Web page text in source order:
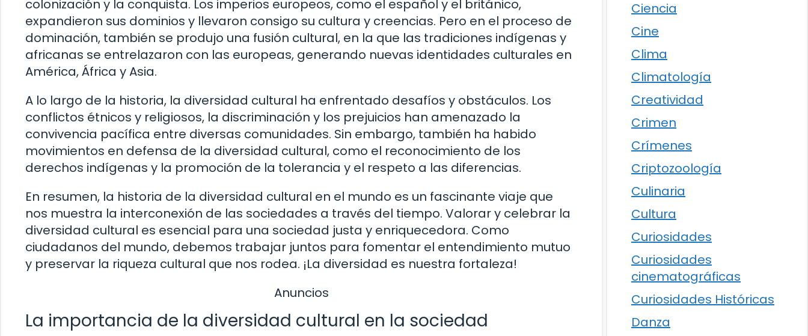
colonización y la conquista. Los imperios europeos, como el español y el británico,
expandieron sus dominios y llevaron consigo su cultura y creencias. Pero en el proceso de
dominación, también se produjo una fusión cultural, en la que las tradiciones indígenas y
africanas se entrelazaron con las europeas, generando nuevas identidades culturales en
América, África y Asia.
A lo largo de la historia, la diversidad cultural ha enfrentado desafíos y obstáculos. Los
conflictos étnicos y religiosos, la discriminación y los prejuicios han amenazado la
convivencia pacífica entre diversas comunidades. Sin embargo, también ha habido
movimientos en defensa de la diversidad cultural, como el reconocimiento de los
derechos indígenas y la promoción de la tolerancia y el respeto a las diferencias.
En resumen, la historia de la diversidad cultural en el mundo es un fascinante viaje que
nos muestra la interconexión de las sociedades a través del tiempo. Valorar y celebrar la
diversidad cultural es esencial para una sociedad justa y enriquecedora. Como
ciudadanos del mundo, debemos trabajar juntos para fomentar el entendimiento mutuo
y preservar la riqueza cultural que nos rodea. ¡La diversidad es nuestra fortaleza!
Anuncios
La importancia de la diversidad cultural en la sociedad
Ciencia
Cine
Clima
Climatología
Creatividad
Crimen
Crímenes
Criptozoología
Culinaria
Cultura
Curiosidades
Curiosidades
cinematográficas
Curiosidades Históricas
Danza